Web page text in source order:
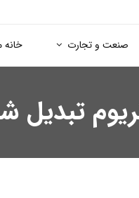
صنعت و تجارت خانه
تبدیل